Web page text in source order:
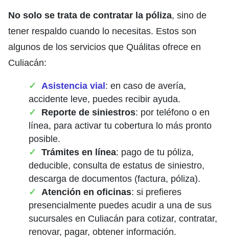
No solo se trata de contratar la póliza, sino de
tener respaldo cuando lo necesitas. Estos son
algunos de los servicios que Quálitas ofrece en
Culiacán:
Asistencia vial : en caso de avería,
accidente leve, puedes recibir ayuda.
Reporte de siniestros: por teléfono o en
línea, para activar tu cobertura lo más pronto
posible.
Trámites en línea: pago de tu póliza,
deducible, consulta de estatus de siniestro,
descarga de documentos (factura, póliza).
Atención en oficinas: si prefieres
presencialmente puedes acudir a una de sus
sucursales en Culiacán para cotizar, contratar,
renovar, pagar, obtener información.